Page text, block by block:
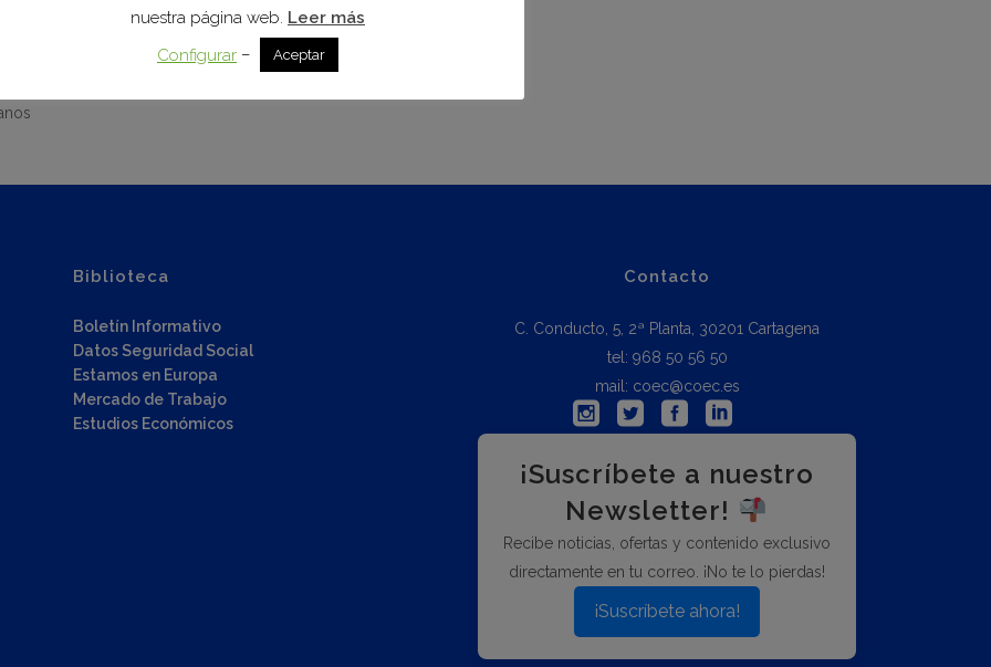
reafirma su compromiso con el crecimiento sostenible
el foco en las necesidades del tejido empresarial
Biblioteca
Boletín Informativo
Datos Seguridad Social
Estamos en Europa
Mercado de Trabajo
Estudios Económicos
Contacto
C. Conducto, 5, 2ª Planta, 30201 Cartagena
tel: 968 50 56 50
mail: coec@coec.es
¡Suscríbete a nuestro
Newsletter!
Recibe noticias, ofertas y contenido exclusivo
directamente en tu correo. ¡No te lo pierdas!
¡Suscríbete ahora!
nuestra página web. Leer más
Configurar – Aceptar